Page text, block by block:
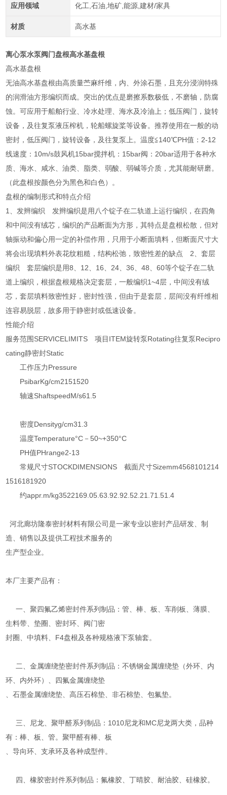
应用领域 化工,石油,地矿,能源,建材/家具
材质 高水基
离心泵水泵阀门盘根高水基盘根
高水基盘根
无油高水基盘根由高质量苎麻纤维，内、外涂石墨，且充分浸润特殊
的润滑油方形编织而成。突出的优点是磨擦系数极低，不磨轴，防腐
蚀。可应用于船舶行业、冷水处理、海水及冷油上；低压阀门，旋转
设备，及往复泵液压榨机，轮船螺旋桨等设备。推荐使用在一般的动
密封，低压阀门，旋转设备，及往复泵上。温度≦140℃PH值：2-12
线速度：10m/s鼓风机15bar搅拌机：15bar阀：20bar适用于各种水
质、海水、咸水、油类、脂类、弱酸、弱碱等介质，尤其能耐研磨。
（此盘根按颜色分为黑色和白色）。
盘根的编制形式和特点介绍
1、发辫编织 发辫编织是用八个锭子在二轨道上运行编织，在四角
和中间没有绒芯，编织的产品断面为方形，其特点是盘根松散，但对
轴振动和偏心用一定的补偿作用，只用于小断面填料，但断面尺寸大
将会出现填料外表花纹粗糙，结构松弛，致密性差的缺点 2、套层
编织 套层编织是用8、12、16、24、36、48、60等个锭子在二轨
道上编织，根据盘根规格决定套层，一般编织1~4层，中间没有绒
芯，套层填料致密性好，密封性强，但由于是套层，层间没有纤维相
连容易脱层，故多用于静密封或低速设备。
性能介绍
服务范围SERVICELIMITS 项目ITEM旋转泵Rotating往复泵Recipro
cating静密封Static
工作压力Pressure
PsibarKg/cm2151520
轴速ShaftspeedM/s61.5
密度Densityg/cm31.3
温度Temperature°C－50~+350°C
PH值PHrange2-13
常规尺寸STOCKDIMENSIONS 截面尺寸Sizemm4568101214
1516181920
约appr.m/kg3522169.05.63.92.92.52.21.71.51.4
河北廊坊隆泰密封材料有限公司是一家专业以密封产品研发、制
造、销售以及提供工程技术服务的
生产型企业。
本厂主要产品有：
一、聚四氟乙烯密封件系列制品：管、棒、板、车削板、薄膜、
生料带、垫圈、密封环、阀门密
封圈、中填料、F4盘根及各种规格液下泵轴套。
二、金属缠绕垫密封件系列制品：不锈钢金属缠绕垫（外环、内
环、内外环）、四氟金属缠绕垫
、石墨金属缠绕垫、高压石棉垫、非石棉垫、包氟垫。
三、尼龙、聚甲醛系列制品：1010尼龙和MC尼龙两大类，品种
有：棒、板、管。聚甲醛有棒、板
、导向环、支承环及各种成型件。
四、橡胶密封件系列制品：氟橡胶、丁晴胶、耐油胶、硅橡胶。